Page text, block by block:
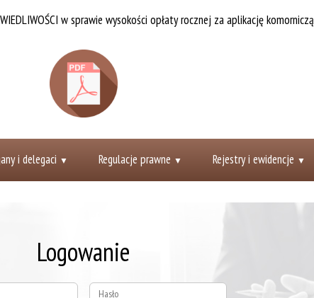
w sprawie wysokości opłaty rocznej za aplikację komorniczą
i delegaci Regulacje prawne Rejestry i ewidencje
Logowanie